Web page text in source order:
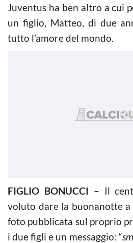
Juventus ha ben altro a cui
un figlio, Matteo, di due
tutto l’amore del mondo.
FIGLIO BONUCCI – Il
voluto dare la buonanotte
foto pubblicata sul proprio
i due figli e un messaggio: “